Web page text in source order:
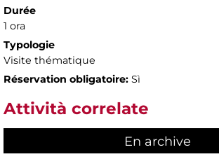
Durée
1 ora
Typologie
Visite thématique
Réservation obligatoire: Sì
Attività correlate
En archive